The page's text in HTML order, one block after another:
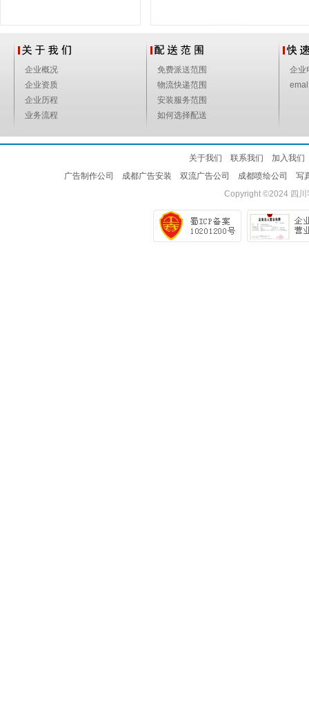
企业概况
企业资质
企业历程
业务流程
免费派送范围
物流快递范围
安装服务范围
如何选择配送
企业
关于我们 联系我们
加入我们
广告制作公司
成都广告安装 双流广告公司 成都喷绘公司
写
Copyright ©2024 四